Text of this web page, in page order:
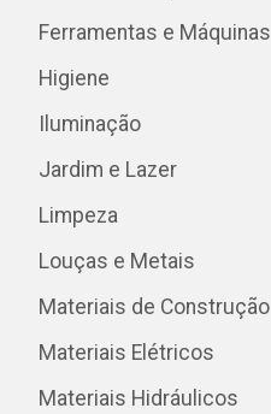
Ferramentas e Máquinas
Higiene
Iluminação
Jardim e Lazer
Limpeza
Louças e Metais
Materiais de Construção
Materiais Elétricos
Materiais Hidráulicos